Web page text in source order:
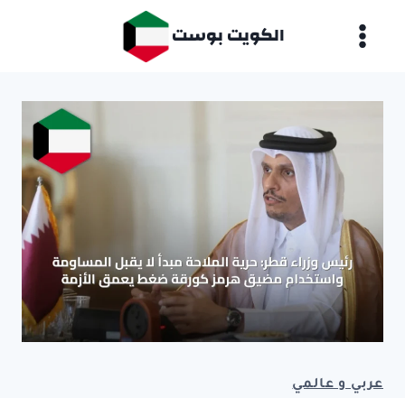
الكويت بوست
عربي و عالمي